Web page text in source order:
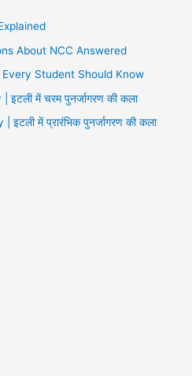
About NCC Answered
Student Should Know
में चरम पुनर्जागरण की कला
में प्रारंभिक पुनर्जागरण की कला